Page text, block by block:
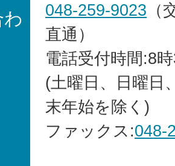
048-259-9023 （
直通）
電話受付時間:8
(土曜日、日曜日
末年始を除く)
ファックス:048-